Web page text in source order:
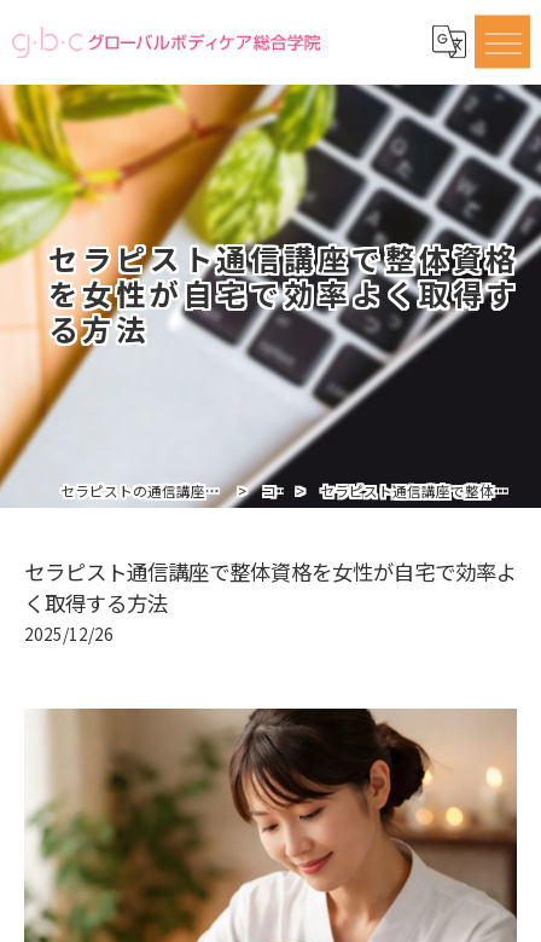
セラピスト通信講座で整体資格
を女性が自宅で効率よく取得す
る方法
セラピストの通信講座ならグローバルボディケア総合学院 コラム セラピスト通信講座で整体資格を女性が自宅で効率よく取得する方法
セラピスト通信講座で整体資格を女性が自宅で効率よ
く取得する方法
2025/12/26